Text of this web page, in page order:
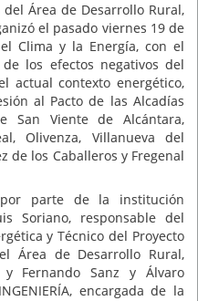
Área de Desarrollo Rural,
el pasado viernes 19 de
Clima y la Energía, con el
los efectos negativos del
actual contexto energético,
al Pacto de las Alcadías
Viente de Alcántara,
Olivenza, Villanueva del
de los Caballeros y Fregenal
parte de la institución
Soriano, responsable del
y Técnico del Proyecto
Área de Desarrollo Rural,
y Fernando Sanz y Álvaro
encargada de la